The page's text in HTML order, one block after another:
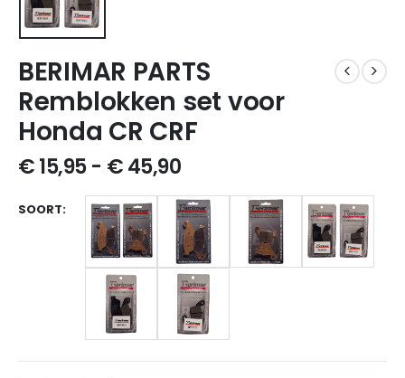
BERIMAR PARTS
Remblokken set voor
Honda CR CRF
€15,95- €45,90
SOORT